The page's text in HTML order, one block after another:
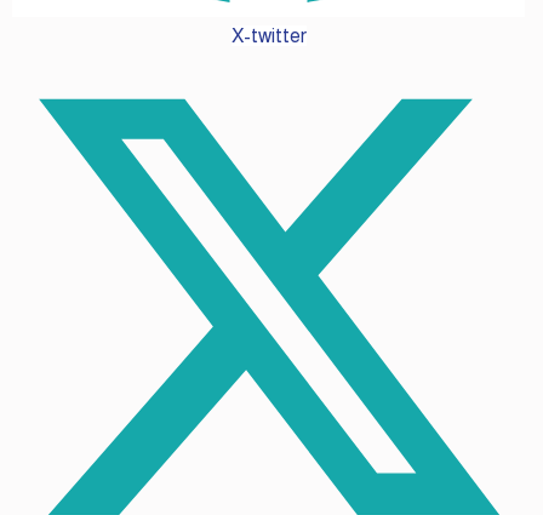
X-twitter